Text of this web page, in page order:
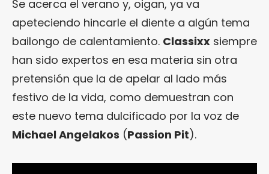
Se acerca el verano y, oigan, ya va
apeteciendo hincarle el diente a algún tema
bailongo de calentamiento. Classixx siempre
han sido expertos en esa materia sin otra
pretensión que la de apelar al lado más
festivo de la vida, como demuestran con
este nuevo tema dulcificado por la voz de
Michael Angelakos (Passion Pit).